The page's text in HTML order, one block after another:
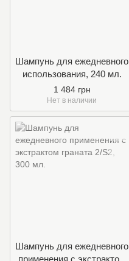
Шампунь для ежедневного
иcпользования, 240 мл.
1 484 грн
Нет в наличии
Шампунь для ежедневного
применения с экстрактом